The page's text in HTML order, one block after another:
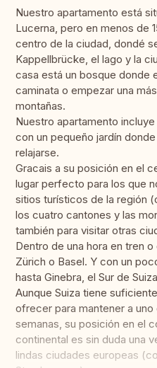
Nuestro apartamento está
Lucerna, pero en menos de
centro de la ciudad, dondé
Kappellbrücke, el lago y la
casa está un bosque donde
caminata o empezar una
montañas.
Nuestro apartamento
con un pequeño jardín
relajarse.
Gracais a su posición en el
lugar perfecto para los que
sitios turísticos de la región
los cuatro cantones y las
también para visitar otras
Dentro de una hora en tren
Zürich o Basel. Y con un
hasta Ginebra, el Sur de
Aunque Suiza tiene
ofrecer para mantener a
semanas, su posición en el
continental es sin duda una
lindas ciudades europeas